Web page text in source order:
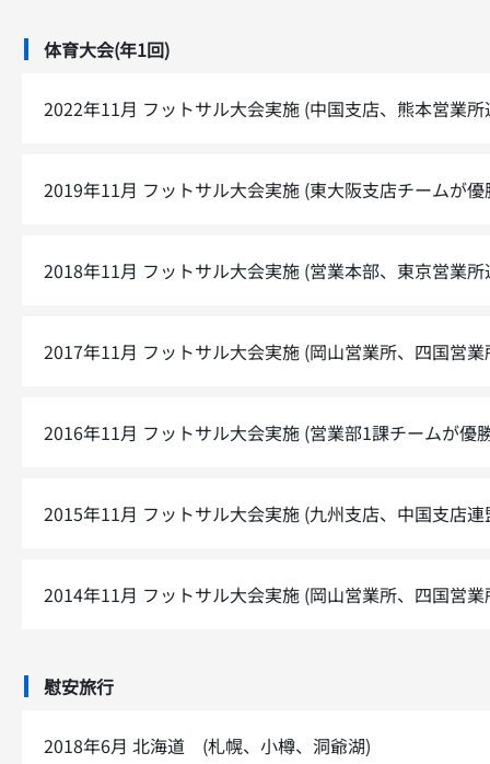
体育大会(年1回)
2022年11月 フットサル大会実施 (中国支店、熊本営業
2019年11月 フットサル大会実施 (東大阪支店チームが優
2018年11月 フットサル大会実施 (営業本部、東京営業
2017年11月 フットサル大会実施 (岡山営業所、四国営
2016年11月 フットサル大会実施 (営業部1課チームが優
2015年11月 フットサル大会実施 (九州支店、中国支店
2014年11月 フットサル大会実施 (岡山営業所、四国営
慰安旅行
2018年6月 北海道 (札幌、小樽、洞爺湖)